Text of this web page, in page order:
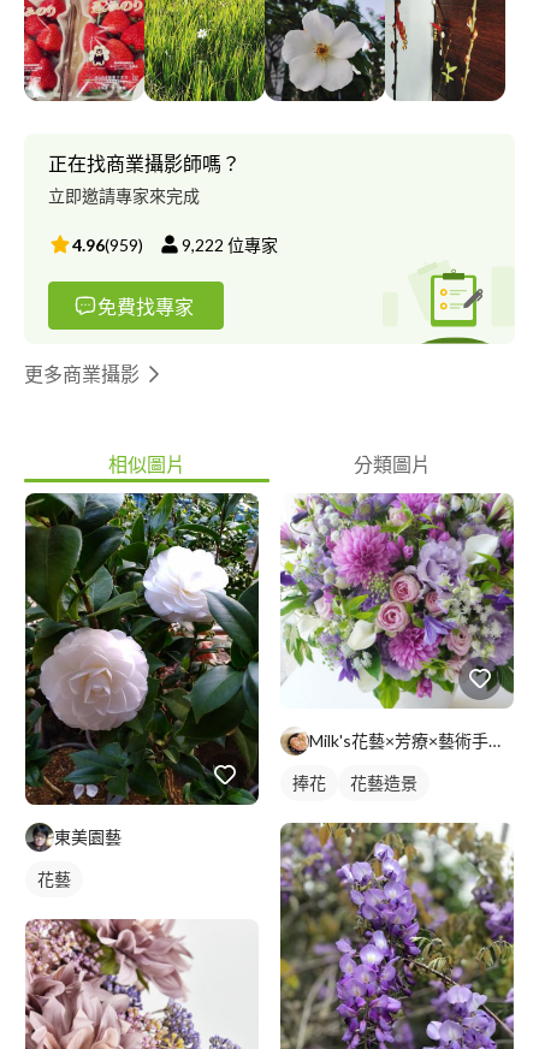
正在找商業攝影師嗎？
立即邀請專家來完成
4.96(959) 9,222 位專家
免費找專家
更多商業攝影
相似圖片 分類圖片
東美園藝
花藝
Milk's花藝×芳療×藝術手作工作室
捧花 花藝造景